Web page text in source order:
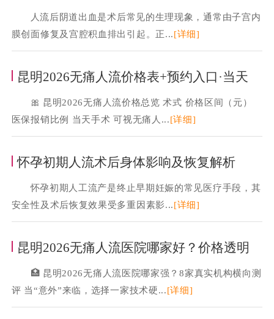
人流后阴道出血是术后常见的生理现象，通常由子宫内
膜创面修复及宫腔积血排出引起。正...[详细]
昆明2026无痛人流价格表+预约入口·当天
🎀 昆明2026无痛人流价格总览 术式 价格区间（元）
医保报销比例 当天手术 可视无痛人...[详细]
怀孕初期人流术后身体影响及恢复解析
怀孕初期人工流产是终止早期妊娠的常见医疗手段，其
安全性及术后恢复效果受多重因素影...[详细]
昆明2026无痛人流医院哪家好？价格透明
🏥 昆明2026无痛人流医院哪家强？8家真实机构横向测
评 当“意外”来临，选择一家技术硬...[详细]